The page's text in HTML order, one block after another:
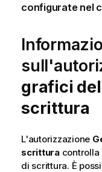
configurate nel
grafici
scrittura
L'autorizzazione
scritturacontrolla
di scrittura. È